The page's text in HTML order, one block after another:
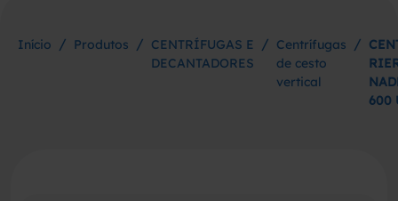
Início / Produtos / CENTRÍFUGAS E
DECANTADORES
/ Centrífugas
de cesto
vertical
/
600